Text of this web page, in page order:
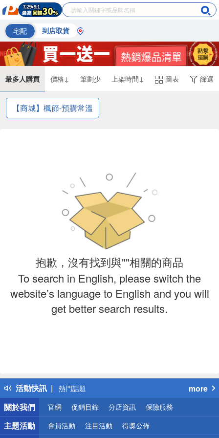
宅配 到店取貨
最多人購買 價格↓ 筆劃少 上架時間↓ 圖表 篩選
【商城】楓節-預購常溫
抱歉，沒有找到與""相關的商品
To search in English, please switch the
website’s language to English and you will
get better search results.
活動快訊
得獎公告
熱門話題
銀行優惠
偏遠地區配送
詐騙網頁！請小心！
more
關於我們
官網 促銷目錄 分店資訊 保險服務
主題活動 會員活動 注目活動 得獎公佈